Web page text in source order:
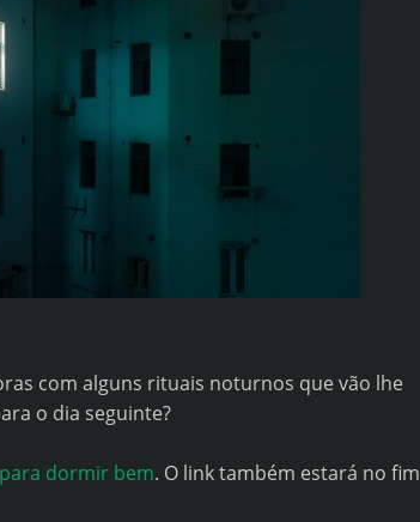
com alguns rituais noturnos que vão lhe
o dia seguinte?
dormir bem. O link também estará no fim